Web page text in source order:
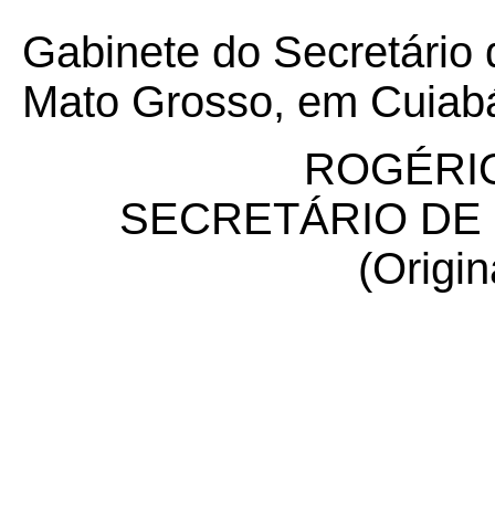
Gabinete do Secretário
Mato Grosso, em
SECRETÁRIO